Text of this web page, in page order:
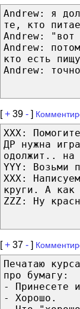
Andrew: я
те, кто
Andrew:
Andrew:
кто есть
Andrew:
[+ 39 - ]
XXX:
ДР нужна
одолжит.. на
YYY: Возьми
ХХХ:
круги. А как
ZZZ: Ну
[+ 37 - ]
Печатаю
про бумагу:
- Принесете
- Хорошо.